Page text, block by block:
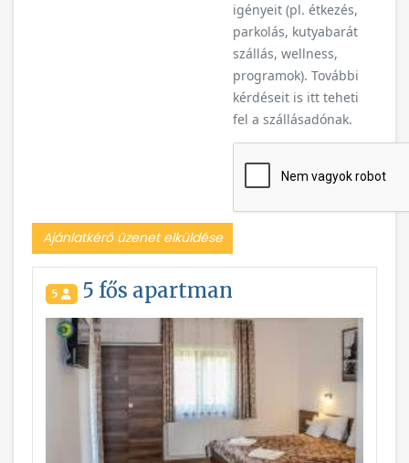
igényeit (pl. étkezés,
parkolás, kutyabarát
szállás, wellness,
programok). További
kérdéseit is itt teheti
fel a szállásadónak.
Ajánlatkérő üzenet elküldése
5 5 fős apartman